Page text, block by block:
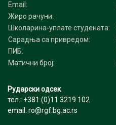
Email:
Жиро рачуни:
Школарина-уплате студената:
Сарадња са привредом:
ПИБ:
Матични број:
Рударски одсек
тел.: +381 (0)11 3219 102
email: ro@rgf.bg.ac.rs